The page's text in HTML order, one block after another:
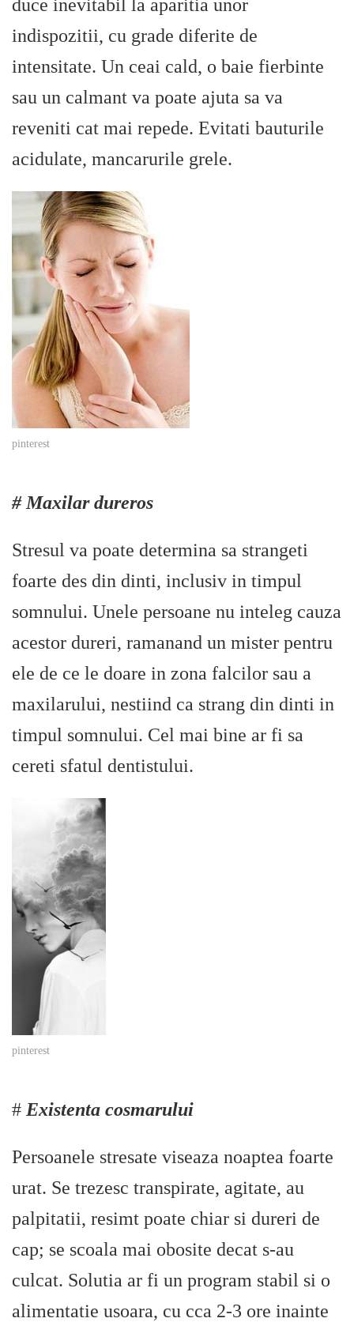
duce inevitabil la aparitia unor
indispozitii, cu grade diferite de
intensitate. Un ceai cald, o baie fierbinte
sau un calmant va poate ajuta sa va
reveniti cat mai repede. Evitati bauturile
acidulate, mancarurile grele.
pinterest
# Maxilar dureros
Stresul va poate determina sa strangeti
foarte des din dinti, inclusiv in timpul
somnului. Unele persoane nu inteleg cauza
acestor dureri, ramanand un mister pentru
ele de ce le doare in zona falcilor sau a
maxilarului, nestiind ca strang din dinti in
timpul somnului. Cel mai bine ar fi sa
cereti sfatul dentistului.
pinterest
# Existenta cosmarului
Persoanele stresate viseaza noaptea foarte
urat. Se trezesc transpirate, agitate, au
palpitatii, resimt poate chiar si dureri de
cap; se scoala mai obosite decat s-au
culcat. Solutia ar fi un program stabil si o
alimentatie usoara, cu cca 2-3 ore inainte